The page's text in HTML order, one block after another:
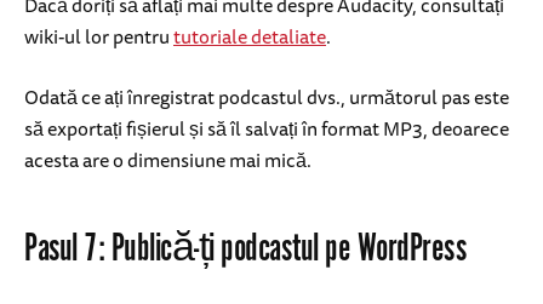
wiki-ul lor pentrututoriale detaliate.
Odată ce ați înregistrat podcastul dvs., următorul pas este
să exportați fișierul și să îl salvați în format MP3, deoarece
acesta are o dimensiune mai mică.
Pasul 7: Publică-ți podcastul pe WordPress